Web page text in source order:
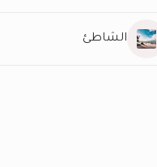
الشاطئ